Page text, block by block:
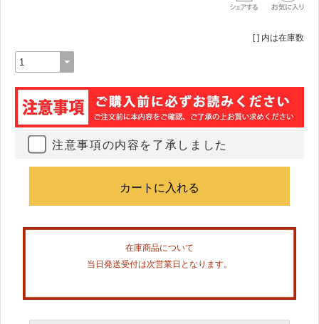
[ ] 内は在庫数
注意事項の内容を了承しました
在庫商品について
当日発送受付は次営業日となります。